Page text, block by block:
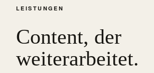
LEISTUNGEN
Content, der
weiterarbeitet.